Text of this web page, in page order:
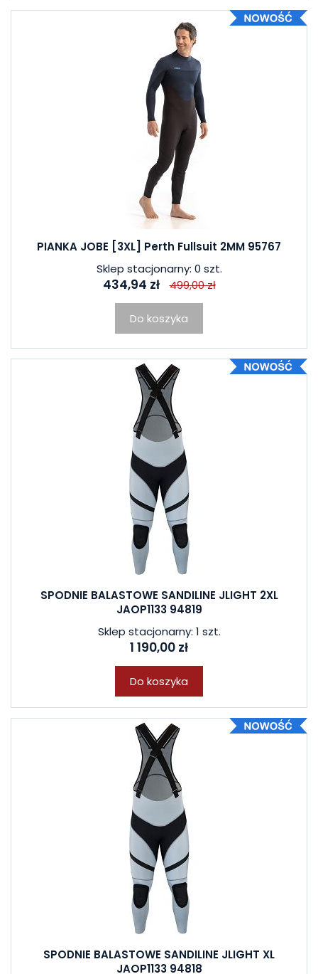
PIANKA JOBE [3XL] Perth Fullsuit 2MM 95767
Sklep stacjonarny: 0 szt.
434,94 zł 499,00 zł
Do koszyka
SPODNIE BALASTOWE SANDILINE JLIGHT 2XL
JAOP1133 94819
Sklep stacjonarny: 1 szt.
1 190,00 zł
Do koszyka
SPODNIE BALASTOWE SANDILINE JLIGHT XL
JAOP1133 94818